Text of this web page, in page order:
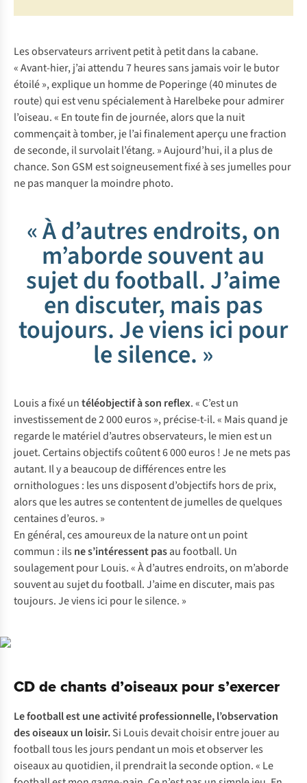
Les observateurs arrivent petit à petit dans la cabane.
« Avant-hier, j’ai attendu 7 heures sans jamais voir le butor
étoilé », explique un homme de Poperinge (40 minutes de
route) qui est venu spécialement à Harelbeke pour admirer
l’oiseau. « En toute fin de journée, alors que la nuit
commençait à tomber, je l’ai finalement aperçu une fraction
de seconde, il survolait l’étang. » Aujourd’hui, il a plus de
chance. Son GSM est soigneusement fixé à ses jumelles pour
ne pas manquer la moindre photo.
« À d’autres endroits, on
m’aborde souvent au
sujet du football. J’aime
en discuter, mais pas
toujours. Je viens ici pour
le silence. »
Louis a fixé untéléobjectif à son reflex. « C’est un
investissement de 2 000 euros », précise-t-il. « Mais quand je
regarde le matériel d’autres observateurs, le mien est un
jouet. Certains objectifs coûtent 6 000 euros ! Je ne mets pas
autant. Il y a beaucoup de différences entre les
ornithologues : les uns disposent d’objectifs hors de prix,
alors que les autres se contentent de jumelles de quelques
centaines d’euros. »
En général, ces amoureux de la nature ont un point
commun : ils ne s’intéressentpasau football. Un
soulagement pour Louis. « À d’autres endroits, on m’aborde
souvent au sujet du football. J’aime en discuter, mais pas
toujours. Je viens ici pour le silence. »
CD de chants d’oiseaux pour s’exercer
Le football est une activité professionnelle, l’observation
des oiseaux un loisir.Si Louis devait choisir entre jouer au
football tous les jours pendant un mois et observer les
oiseaux au quotidien, il prendrait la seconde option. « Le